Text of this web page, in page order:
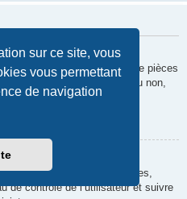
sur ce site, vous
vous permettant
de navigation
sur ce forum ?
ou interdire certains types de pièces
savoir ce qui est autorisé ou non,
du forum.
pièces jointes ?
que vous avez transférées,
de contrôle de l’utilisateur et suivre